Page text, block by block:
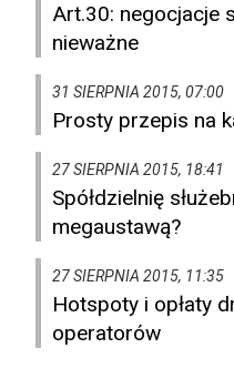
Art.30: negocjacje
nieważne
31 SIERPNIA 2015, 07:00
Prosty przepis na
27 SIERPNIA 2015, 18:41
Spółdzielnię
megaustawą?
27 SIERPNIA 2015, 11:35
Hotspoty i opłaty
operatorów